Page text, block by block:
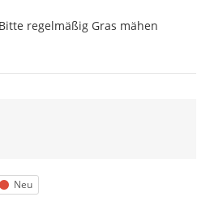
Bitte regelmäßig Gras mähen
Status
Neu